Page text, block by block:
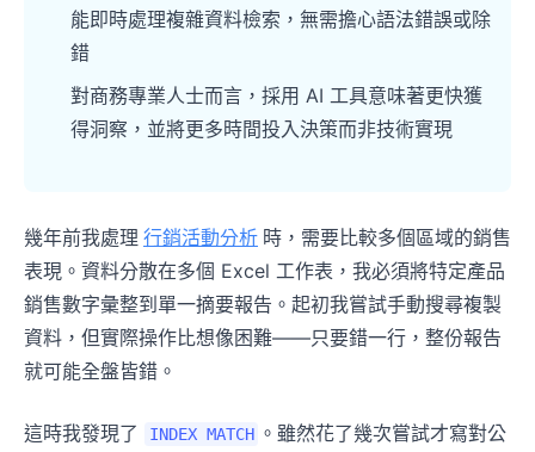
能即時處理複雜資料檢索，無需擔心語法錯誤或除
錯
對商務專業人士而言，採用 AI 工具意味著更快獲
得洞察，並將更多時間投入決策而非技術實現
幾年前我處理 行銷活動分析 時，需要比較多個區域的銷售
表現。資料分散在多個 Excel 工作表，我必須將特定產品
銷售數字彙整到單一摘要報告。起初我嘗試手動搜尋複製
資料，但實際操作比想像困難——只要錯一行，整份報告
就可能全盤皆錯。
這時我發現了 INDEX MATCH 。雖然花了幾次嘗試才寫對公